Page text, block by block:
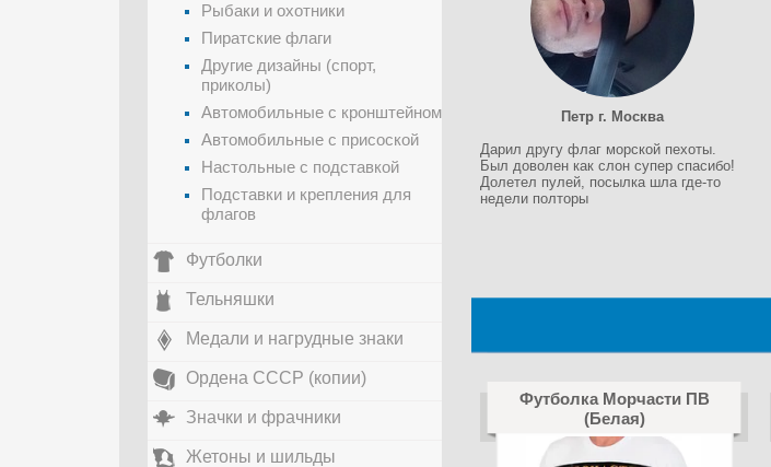
Петр г. Москва
Дарил другу флаг морской пехоты.
Был доволен как слон супер спасибо!
Долетел пулей, посылка шла где-то
недели полторы
Футболка Морчасти ПВ
(Белая)
Рыбаки и охотники
Пиратские флаги
Другие дизайны (спорт,
приколы)
Автомобильные с кронштейном
Автомобильные с присоской
Настольные с подставкой
Подставки и крепления для
флагов
Футболки
Тельняшки
Медали и нагрудные знаки
Ордена СССР (копии)
Значки и фрачники
Жетоны и шильды